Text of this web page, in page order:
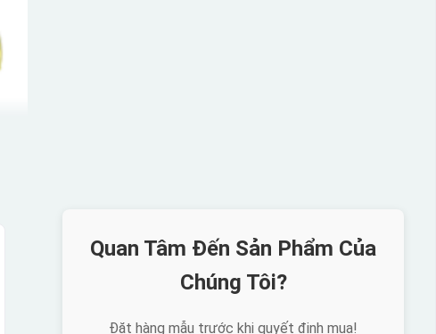
Quan Tâm Đến Sản Phẩm Của
Chúng Tôi?
Đặt hàng mẫu trước khi quyết định mua!